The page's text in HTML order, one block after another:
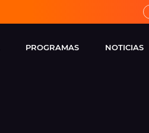
PROGRAMAS NOTICIAS